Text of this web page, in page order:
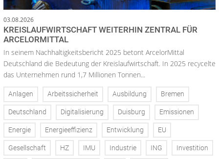
03.08.2026
KREISLAUFWIRTSCHAFT WEITERHIN ZENTRAL FÜR
ARCELORMITTAL
In seinem Nachhaltigkeitsbericht 2025 betont ArcelorMittal
Deutschland die Bedeutung der Kreislaufwirtschaft. In 2025 recycelte
das Unternehmen rund 1,7 Millionen Tonnen...
Anlagen Arbeitssicherheit Ausbildung Bremen
Deutschland Digitalisierung Duisburg Emissionen
Energie Energieeffizienz Entwicklung EU
Gesellschaft HZ IMU Industrie ING Investition